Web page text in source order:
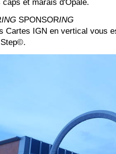
ING SPONSORING
Cartes IGN en vertical vous